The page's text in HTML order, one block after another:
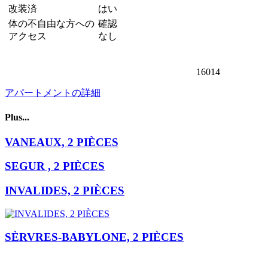
改装済
はい
体の不自由な方への
アクセス
確認
なし
16014
アパートメントの詳細
Plus...
VANEAUX, 2 PIÈCES
SEGUR , 2 PIÈCES
INVALIDES, 2 PIÈCES
SÈRVRES-BABYLONE, 2 PIÈCES